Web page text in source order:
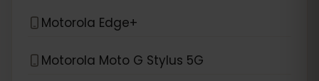
Motorola Edge+
Motorola Moto G Stylus 5G